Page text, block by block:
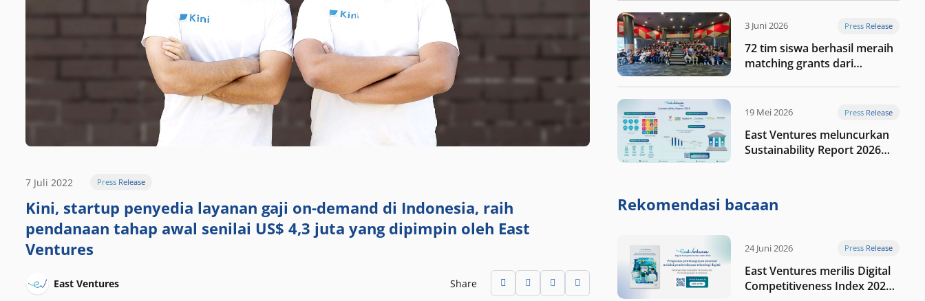
7 Juli 2022 Press Release
Kini, startup penyedia layanan gaji on-demand di Indonesia, raih
pendanaan tahap awal senilai US$ 4,3 juta yang dipimpin oleh East
Ventures
East Ventures Share
3 Juni 2026 Press Release
72 tim siswa berhasil meraih
matching grants dari
19 Mei 2026 Press Release
East Ventures meluncurkan
Sustainability Report 2026
Rekomendasi bacaan
24 Juni 2026 Press Release
East Ventures merilis Digital
Competitiveness Index 2026,